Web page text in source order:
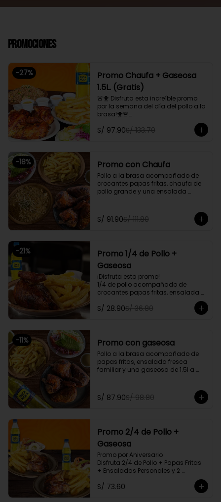
Promociones
-27%
Promo Chaufa + Gaseosa
1.5L. (Gratis)
🚨🐥 Disfruta esta increíble promo
por la semana del día del pollo a la
brasa!🐥🚨
Pollo a la brasa, acompañado de
papas fritas, ensalada familiar y un
Promoción exclusiva para llevar o
delivery
S/ 97.90S/ 133.70
-18% Promo con Chaufa
Pollo a la brasa acompañado de
crocantes papas fritas, chaufa de
pollo grande y una ensalada
Promoción exclusiva para llevar o
delivery
S/ 91.90S/ 111.80
-21%
Promo 1/4 de Pollo +
Gaseosa
¡Disfruta esta promo!
1/4 de pollo acompañado de
crocantes papas fritas, ensalada
personal y gratis una gaseosa de
500ml.
S/ 28.90S/ 36.80
-11% Promo con gaseosa
Pollo a la brasa acompañado de
papas fritas, ensalada fresca
familiar y una gaseosa de 1.5l a
Promoción exclusiva para llevar o
delivery
S/ 87.90S/ 98.80
Promo 2/4 de Pollo +
Gaseosa
Promo por Aniversario
Disfruta 2/4 de Pollo + Papas Fritas
+ Ensaladas Personales y 2
S/ 73.60